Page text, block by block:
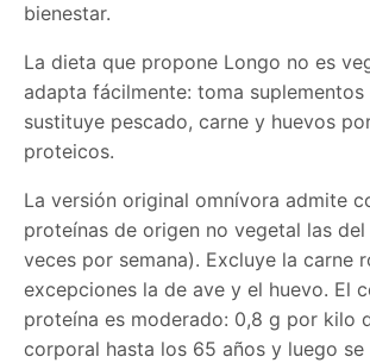
bienestar.
La dieta que propone Longo no es
adapta fácilmente: toma suplementos
sustituye pescado, carne y huevos
proteicos.
La versión original omnívora admite
proteínas de origen no vegetal las
veces por semana). Excluye la carne
excepciones la de ave y el huevo. El
proteína es moderado: 0,8 g por kilo
corporal hasta los 65 años y luego se